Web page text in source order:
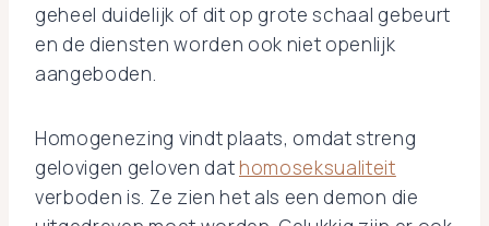
geheel duidelijk of dit op grote schaal gebeurt
en de diensten worden ook niet openlijk
aangeboden.
Homogenezing vindt plaats, omdat streng
gelovigen geloven dat homoseksualiteit
verboden is. Ze zien het als een demon die